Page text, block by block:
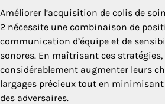
Améliorer l’acquisition de colis de
2 nécessite une combinaison de
communication d’équipe et de
sonores. En maîtrisant ces
considérablement augmenter leurs
largages précieux tout en
des adversaires.